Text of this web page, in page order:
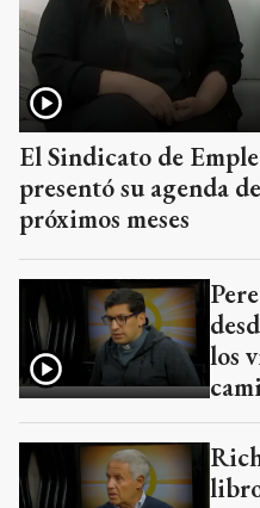
El Sindicato de
presentó su agenda
próximos meses
los